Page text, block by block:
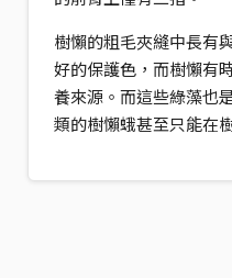
樹懶的粗毛夾縫中長有
好的保護色，而樹懶有
養來源。而這些綠藻也
類的樹懶蛾甚至只能在